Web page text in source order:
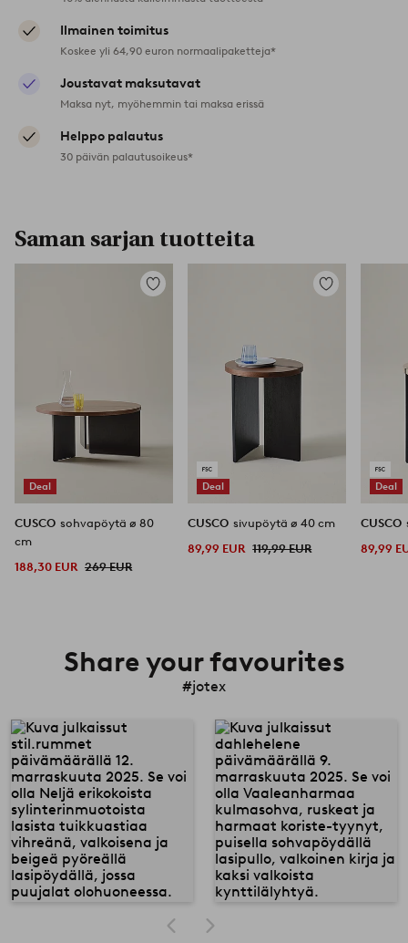
Ilmainen toimitus
Koskee yli 64,90 euron normaalipaketteja*
Joustavat maksutavat
Maksa nyt, myöhemmin tai maksa erissä
Helppo palautus
30 päivän palautusoikeus*
Saman sarjan tuotteita
Deal
Lisää
CUSCO sohvapöytä ø 80
cm
188,30 EUR 269 EUR
Deal
Lisää
CUSCO sivupöytä ø 40 cm
89,99 EUR 119,99 EUR
Deal
CUSCO
89,99
Share your favourites
#jotex